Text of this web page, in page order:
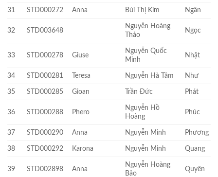
31 STD000272 Anna Bùi Thị Kim Ngân
32 STD003648
Nguyễn Hoàng
Thảo
Ngọc
33 STD000278 Giuse
Nguyễn Quốc
Minh
Nhật
34 STD000281 Teresa Nguyễn Hà Tâm Như
35 STD000285 Gioan Trần Đức Phát
36 STD000288 Phero
Nguyễn Hồ
Hoàng
Phúc
37 STD000290 Anna Nguyễn Minh Phương
38 STD000292 Karona Nguyễn Minh Quang
39 STD002898 Anna
Nguyễn Hoàng
Bảo
Quyên